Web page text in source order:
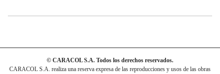
© CARACOL S.A. Todos los derechos reservados.
CARACOL S.A. realiza una reserva expresa de las reproducciones y usos de las obras